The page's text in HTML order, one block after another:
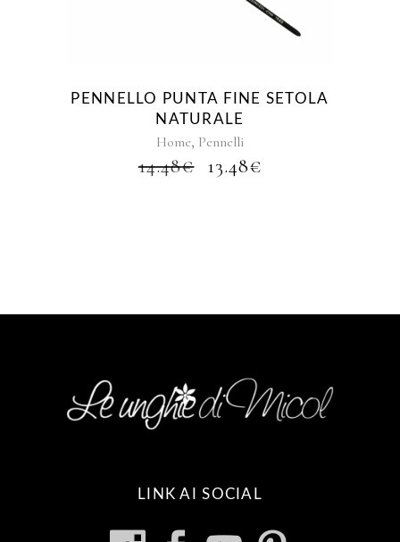
PENNELLO PUNTA FINE SETOLA
NATURALE
Home, Pennelli
14.48€ IL
PREZZO
13.48€
LINK AI SOCIAL